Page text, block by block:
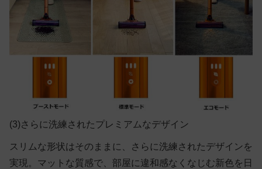
(3)さらに洗練されたプレミアムなデザイン
スリムな形状はそのままに、さらに洗練されたデザインを
実現。マットな質感で、部屋に違和感なくなじむ新色を日